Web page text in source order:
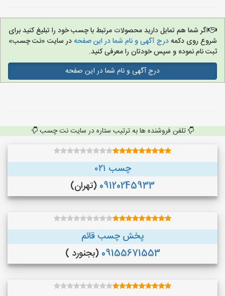
اگر شما هم تمایل دارید محصولات مرتبط با چسب خود را تبلیغ کنید برای
شروع روی دکمهدرج آگهی و نام شما در این صفحهدر سایت «نت چسب»
ثبت نام نموده و سپس خودتان را معرفی کنید.
درج آگهی و نام شما در این صفحه
تلفن فروشنده ها به ترتیب ستاره در سایت نت چسب
چسب ۰۲۱
09120245933 (تهران)
پخش چسب قائم
09155671553 (بجنورد )